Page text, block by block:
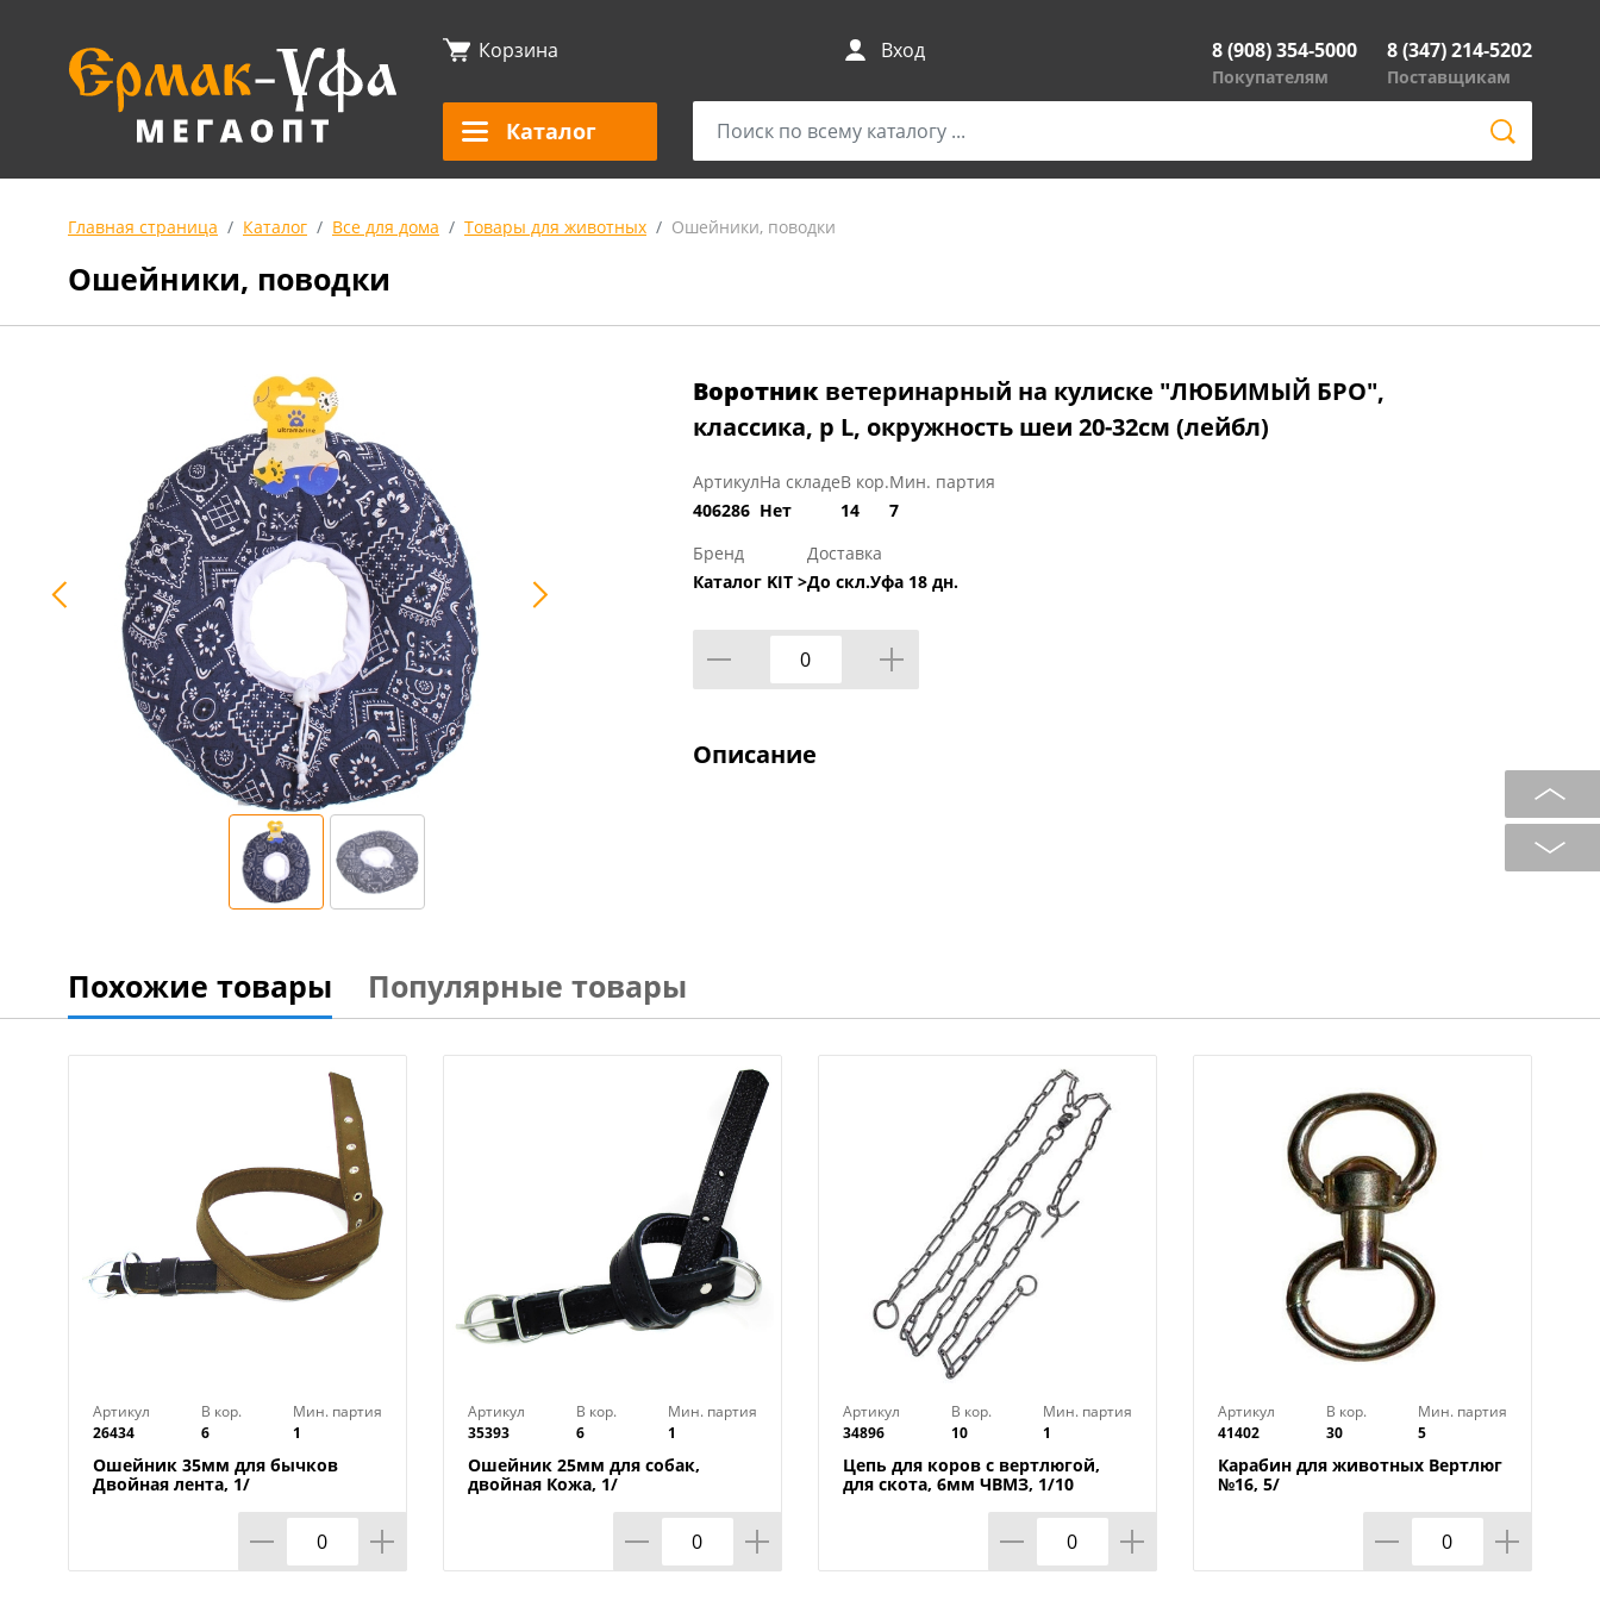
Корзина Вход 8 (908) 354-5000
Покупателям
8 (347) 214-5202
Поставщикам
Каталог
Главная страница Каталог Все для дома Товары для животных Ошейники, поводки
Ошейники, поводки
Воротник ветеринарный на кулиске "ЛЮБИМЫЙ БРО",
классика, р L, окружность шеи 20-32см (лейбл)
Артикул
406286
На складе
Нет
В кор.
14
Мин. партия
7
Бренд
Каталог KIT >
Доставка
До скл.Уфа 18 дн.
Описание
Похожие товары Популярные товары
Артикул
26434
В кор.
6
Мин. партия
1
Ошейник 35мм для бычков
Двойная лента, 1/
Артикул
35393
В кор.
6
Мин. партия
1
Ошейник 25мм для собак,
двойная Кожа, 1/
Артикул
34896
В кор.
10
Мин. партия
1
Цепь для коров с вертлюгой,
для скота, 6мм ЧВМЗ, 1/10
Артикул
41402
В кор.
30
Мин. партия
5
Карабин для животных Вертлюг
№16, 5/